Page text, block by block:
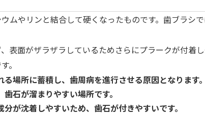
ムやリンと結合して硬くなったものです。歯ブラシ
表面がザラザラしているためさらにプラークが付着
。
る場所に蓄積し、歯周病を進行させる原因となります。
石が溜まりやすい場所です。
が沈着しやすいため、歯石が付きやすいです。